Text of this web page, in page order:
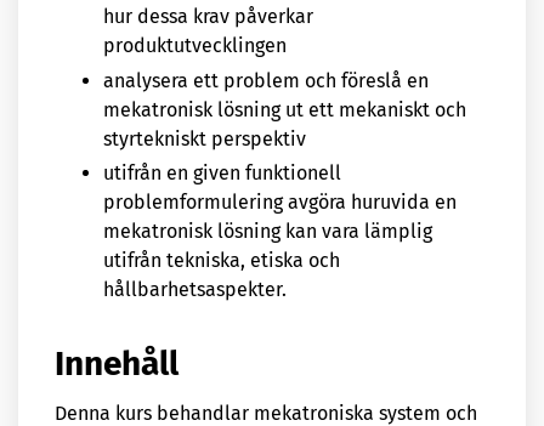
hur dessa krav påverkar
produktutvecklingen
analysera ett problem och föreslå en
mekatronisk lösning ut ett mekaniskt och
styrtekniskt perspektiv
utifrån en given funktionell
problemformulering avgöra huruvida en
mekatronisk lösning kan vara lämplig
utifrån tekniska, etiska och
hållbarhetsaspekter.
Innehåll
Denna kurs behandlar mekatroniska system och